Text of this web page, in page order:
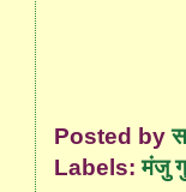
Posted by
Labels:मंजु